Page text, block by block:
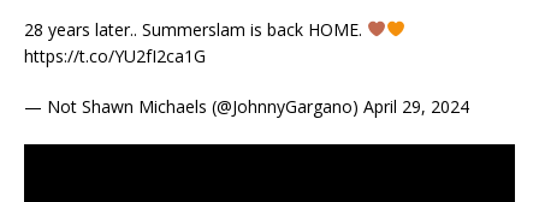
28 years later.. Summerslam is back HOME.
https://t.co/YU2fI2ca1G
— Not Shawn Michaels (@JohnnyGargano) April 29, 2024